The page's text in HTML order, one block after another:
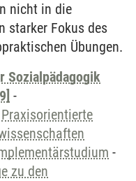
nicht in die
starker Fokus des
Übungen.
Sozialpädagogik
-
Praxisorientierte
-
zu den